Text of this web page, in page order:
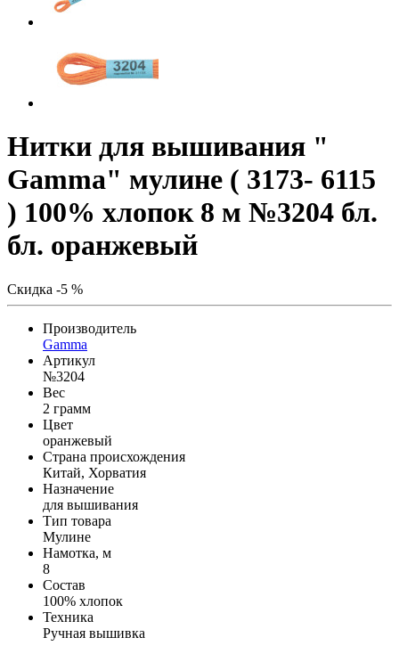
Нитки для вышивания "
Gamma" мулине ( 3173- 6115
) 100% хлопок 8 м №3204 бл.
бл. оранжевый
Скидка -5 %
Производитель
Gamma
Артикул
№3204
Вес
2 грамм
Цвет
оранжевый
Страна происхождения
Китай, Хорватия
Назначение
для вышивания
Тип товара
Мулине
Намотка, м
8
Состав
100% хлопок
Техника
Ручная вышивка